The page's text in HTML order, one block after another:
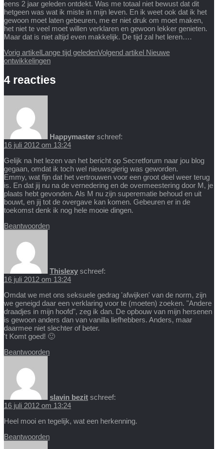
eens 2 jaar geleden ontdekt. Was me totaal niet bewust dat dit
hetgeen was wat ik miste in mijn leven. En ik weet ook dat ik het
gewoon moet laten gebeuren, me er niet druk om moet maken,
het niet te veel moet willen verklaren en gewoon lekker genieten.
Maar dat is niet altijd even makkelijk. De tijd zal het leren….
Vorig artikelLange tijd geledenVolgend artikel Nieuwe
ontwikkelingen
4 reacties
Happymaster schreef:
16 juli 2012 om 13:24
Gelijk na het lezen van het bericht op Secretforum naar jou blog
gegaan, omdat ik toch wel nieuwsgierig was geworden.
Emmy, wat fijn dat het vertrouwen voor een groot deel weer terug
is. En dat jij nu na de vernedering en de overmeestering door M, je
plaats hebt gevonden. Als M nu zijn superematie behoud en uit
bouwt, en jij tot de overgave kan komen. Gebeuren er in de
toekomst denk ik nog hele mooie dingen.
Beantwoorden
Thislexy schreef:
16 juli 2012 om 13:24
Omdat we met ons seksuele gedrag 'afwijken' van de norm, zijn
we geneigd daar een verklaring voor te (moeten) zoeken. "Andere
draadjes in mijn hoofd", zeg ik dan. De opbouw van mijn hersenen
is gewoon anders dan van vanilla liefhebbers. Anders, maar
daarmee niet slechter of beter.
't Komt goed! 🙂
Beantwoorden
slavin bezit schreef:
16 juli 2012 om 13:24
Heel mooi en tegelijk, wat een herkenning.
Beantwoorden